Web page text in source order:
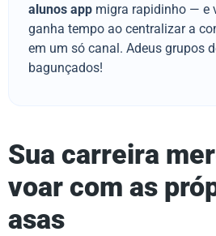
alunos app migra rapidinho — e
ganha tempo ao centralizar a
em um só canal. Adeus grupos
bagunçados!
Sua carreira
voar com as
asas